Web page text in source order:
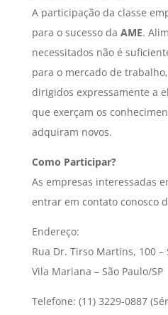
A participação da classe
para o sucesso da AME.
necessitados não é
para o mercado de
dirigidos expressamente a
que exerçam os
adquiram novos.
Como Participar?
As empresas interessadas
entrar em contato conosco
Endereço:
Rua Dr. Tirso Martins, 100 –
Vila Mariana – São Paulo/SP
Telefone: (11) 3229-0887